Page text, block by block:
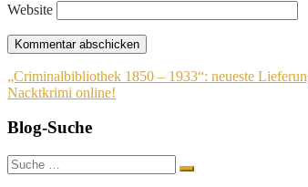
Website
Beitragsnavigation
„Criminalbibliothek 1850 – 1933“: neueste
Nacktkrimi online!
Blog-Suche
Suche
nach: